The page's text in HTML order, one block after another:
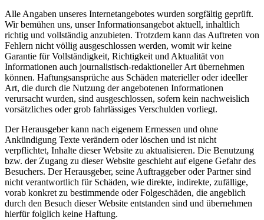
Alle Angaben unseres Internetangebotes wurden sorgfältig geprüft.
Wir bemühen uns, unser Informationsangebot aktuell, inhaltlich
richtig und vollständig anzubieten. Trotzdem kann das Auftreten von
Fehlern nicht völlig ausgeschlossen werden, womit wir keine
Garantie für Vollständigkeit, Richtigkeit und Aktualität von
Informationen auch journalistisch-redaktioneller Art übernehmen
können. Haftungsansprüche aus Schäden materieller oder ideeller
Art, die durch die Nutzung der angebotenen Informationen
verursacht wurden, sind ausgeschlossen, sofern kein nachweislich
vorsätzliches oder grob fahrlässiges Verschulden vorliegt.
Der Herausgeber kann nach eigenem Ermessen und ohne
Ankündigung Texte verändern oder löschen und ist nicht
verpflichtet, Inhalte dieser Website zu aktualisieren. Die Benutzung
bzw. der Zugang zu dieser Website geschieht auf eigene Gefahr des
Besuchers. Der Herausgeber, seine Auftraggeber oder Partner sind
nicht verantwortlich für Schäden, wie direkte, indirekte, zufällige,
vorab konkret zu bestimmende oder Folgeschäden, die angeblich
durch den Besuch dieser Website entstanden sind und übernehmen
hierfür folglich keine Haftung.